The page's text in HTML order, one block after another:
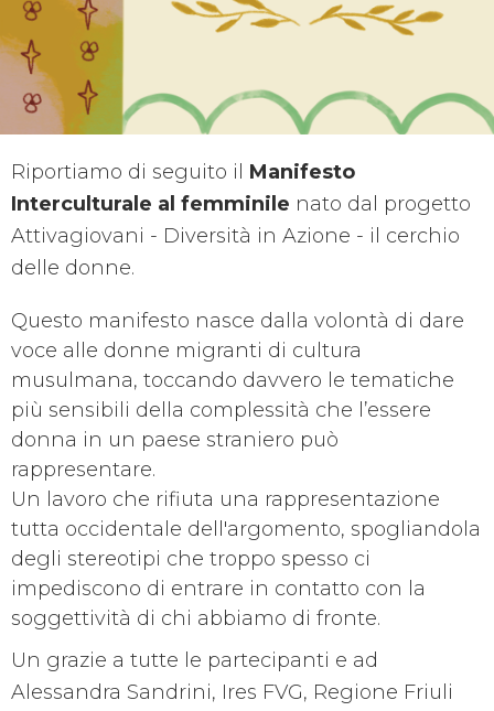
Riportiamo di seguito il Manifesto
Interculturale al femminile nato dal progetto
Attivagiovani - Diversità in Azione - il cerchio
delle donne.
Questo manifesto nasce dalla volontà di dare
voce alle donne migranti di cultura
musulmana, toccando davvero le tematiche
più sensibili della complessità che l’essere
donna in un paese straniero può
rappresentare.
Un lavoro che rifiuta una rappresentazione
tutta occidentale dell'argomento, spogliandola
degli stereotipi che troppo spesso ci
impediscono di entrare in contatto con la
soggettività di chi abbiamo di fronte.
Un grazie a tutte le partecipanti e ad
Alessandra Sandrini, Ires FVG, Regione Friuli